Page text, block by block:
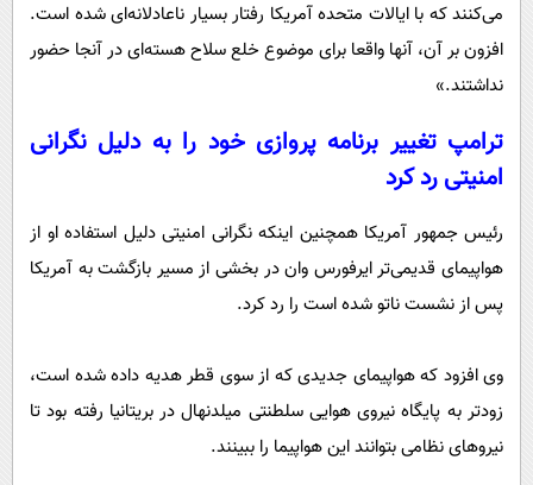
می‌کنند که با ایالات متحده آمریکا رفتار بسیار ناعادلانه‌ای شده است.
افزون بر آن، آنها واقعا برای موضوع خلع سلاح هسته‌ای در آنجا حضور
نداشتند.»
ترامپ تغییر برنامه پروازی خود را به دلیل نگرانی
امنیتی رد کرد
رئیس جمهور آمریکا همچنین اینکه نگرانی امنیتی دلیل استفاده او از
هواپیمای قدیمی‌تر ایرفورس وان در بخشی از مسیر بازگشت به آمریکا
پس از نشست ناتو شده است را رد کرد.
وی افزود که هواپیمای جدیدی که از سوی قطر هدیه داده شده است،
زودتر به پایگاه نیروی هوایی سلطنتی میلدنهال در بریتانیا رفته بود تا
نیروهای نظامی بتوانند این هواپیما را ببینند.